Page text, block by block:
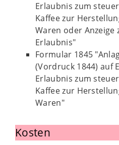
Erlaubnis zum
Kaffee zur
Waren oder
Erlaubnis"
Formular 1845
(Vordruck 1844) auf
Erlaubnis zum
Kaffee zur
Waren"
Kosten